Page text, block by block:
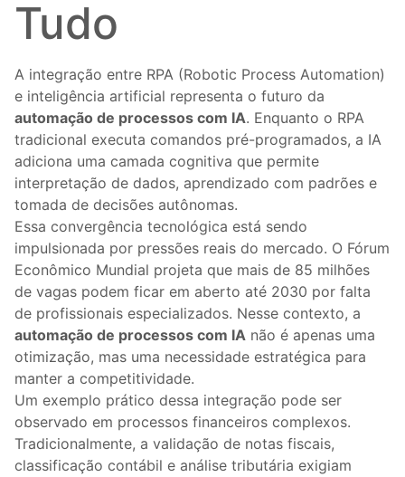
Tudo
A integração entre RPA (Robotic Process Automation)
e inteligência artificial representa o futuro da
automação de processos com IA. Enquanto o RPA
tradicional executa comandos pré-programados, a IA
adiciona uma camada cognitiva que permite
interpretação de dados, aprendizado com padrões e
tomada de decisões autônomas.
Essa convergência tecnológica está sendo
impulsionada por pressões reais do mercado. O Fórum
Econômico Mundial projeta que mais de 85 milhões
de vagas podem ficar em aberto até 2030 por falta
de profissionais especializados. Nesse contexto, a
automação de processos com IA não é apenas uma
otimização, mas uma necessidade estratégica para
manter a competitividade.
Um exemplo prático dessa integração pode ser
observado em processos financeiros complexos.
Tradicionalmente, a validação de notas fiscais,
classificação contábil e análise tributária exigiam